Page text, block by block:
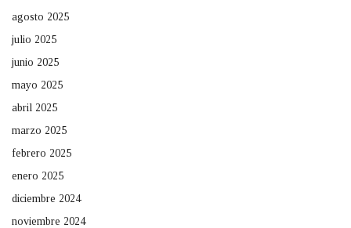
agosto 2025
julio 2025
junio 2025
mayo 2025
abril 2025
marzo 2025
febrero 2025
enero 2025
diciembre 2024
noviembre 2024